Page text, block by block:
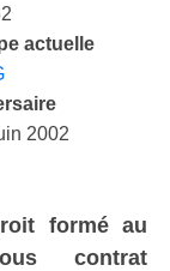
actuelle
2002
formé au
contrat